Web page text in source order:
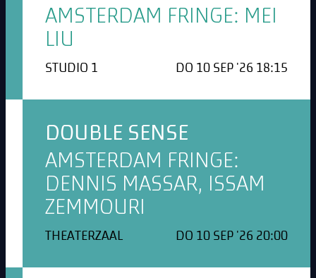
AMSTERDAM FRINGE: MEI
LIU
STUDIO 1 DO 10 SEP '26 18:15
DOUBLE SENSE
AMSTERDAM FRINGE:
DENNIS MASSAR, ISSAM
ZEMMOURI
THEATERZAAL DO 10 SEP '26 20:00